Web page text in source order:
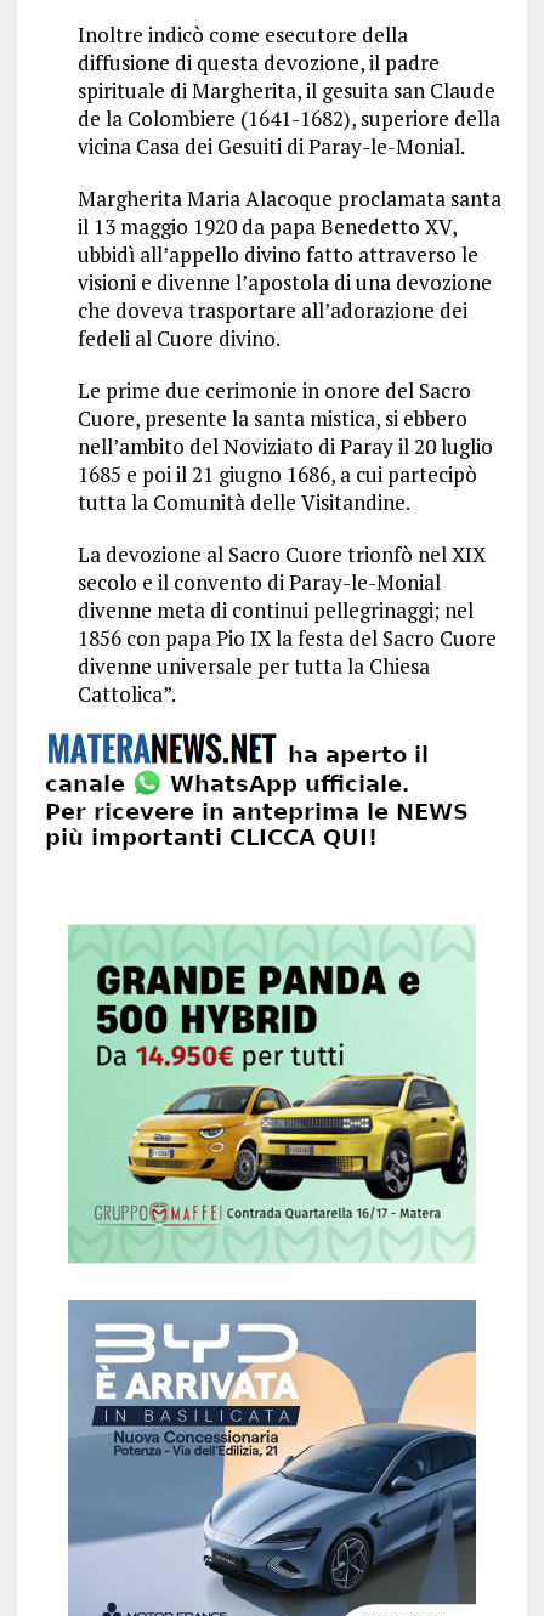
Inoltre indicò come esecutore della
diffusione di questa devozione, il padre
spirituale di Margherita, il gesuita san Claude
de la Colombiere (1641-1682), superiore della
vicina Casa dei Gesuiti di Paray-le-Monial.
Margherita Maria Alacoque proclamata santa
il 13 maggio 1920 da papa Benedetto XV,
ubbidì all’appello divino fatto attraverso le
visioni e divenne l’apostola di una devozione
che doveva trasportare all’adorazione dei
fedeli al Cuore divino.
Le prime due cerimonie in onore del Sacro
Cuore, presente la santa mistica, si ebbero
nell’ambito del Noviziato di Paray il 20 luglio
1685 e poi il 21 giugno 1686, a cui partecipò
tutta la Comunità delle Visitandine.
La devozione al Sacro Cuore trionfò nel XIX
secolo e il convento di Paray-le-Monial
divenne meta di continui pellegrinaggi; nel
1856 con papa Pio IX la festa del Sacro Cuore
divenne universale per tutta la Chiesa
Cattolica”.